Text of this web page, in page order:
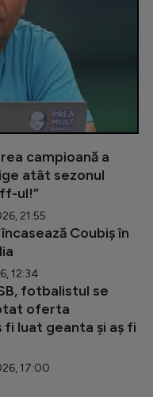
campioană a
atât sezonul
ul!”
21:55
Coubiș în
12:34
fotbalistul se
oferta
fi luat geanta și aș fi
17:00